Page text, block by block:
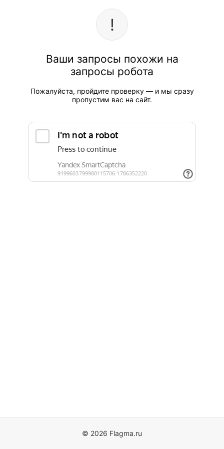
Ваши запросы похожи на
запросы робота
Пожалуйста, пройдите проверку — и мы сразу
пропустим вас на сайт.
© 2026 Flagma.ru